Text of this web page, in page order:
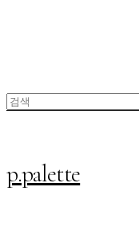
p.palette